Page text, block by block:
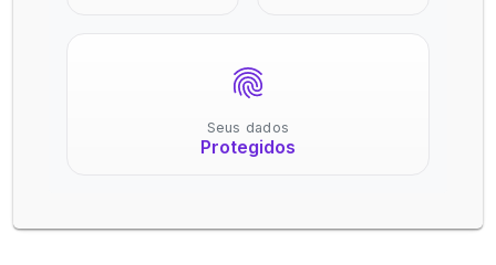
Seus dados
Protegidos